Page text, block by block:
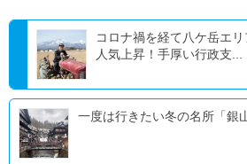
コロナ禍を経て⼋ケ岳エ
人気上昇！手厚い行政支...
一度は行きたい冬の名所「銀